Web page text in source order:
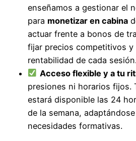
enseñamos a gestionar el
para monetizar en cabina
actuar frente a bonos de
fijar precios competitivos y
rentabilidad de cada sesión.
Acceso flexible y a tu
presiones ni horarios fijos.
estará disponible las 24
de la semana,
necesidades formativas.